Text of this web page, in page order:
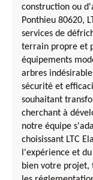
construction ou
Ponthieu 80620,
services de
terrain propre et
équipements
arbres
sécurité et
souhaitant
cherchant à
notre équipe
choisissant LTC
l'expérience et
bien votre projet,